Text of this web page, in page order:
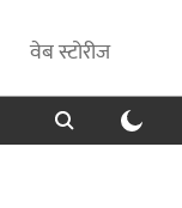
वेब स्टोरीज